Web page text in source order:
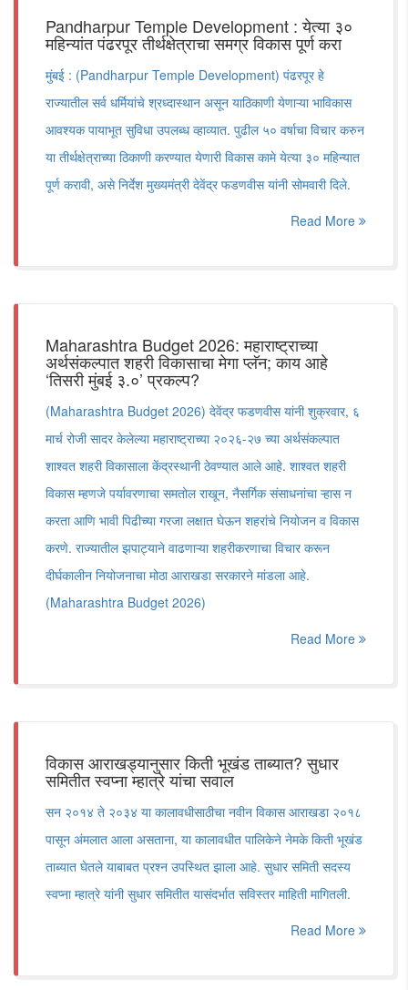
Pandharpur Temple Development : येत्या ३०
महिन्यांत पंढरपूर तीर्थक्षेत्राचा समग्र विकास पूर्ण करा
मुंबई : (Pandharpur Temple Development) पंढरपूर हे
राज्यातील सर्व धर्मियांचे श्रध्दास्थान असून याठिकाणी येणाऱ्या भाविकास
आवश्यक पायाभूत सुविधा उपलब्ध व्हाव्यात. पुढील ५० वर्षाचा विचार करुन
या तीर्थक्षेत्राच्या ठिकाणी करण्यात येणारी विकास कामे येत्या ३० महिन्यात
पूर्ण करावी, असे निर्देश मुख्यमंत्री देवेंद्र फडणवीस यांनी सोमवारी दिले.
Read More
Maharashtra Budget 2026: महाराष्ट्राच्या
अर्थसंकल्पात शहरी विकासाचा मेगा प्लॅन; काय आहे
‘तिसरी मुंबई ३.०’ प्रकल्प?
(Maharashtra Budget 2026) देवेंद्र फडणवीस यांनी शुक्रवार, ६
मार्च रोजी सादर केलेल्या महाराष्ट्राच्या २०२६-२७ च्या अर्थसंकल्पात
शाश्वत शहरी विकासाला केंद्रस्थानी ठेवण्यात आले आहे. शाश्वत शहरी
विकास म्हणजे पर्यावरणाचा समतोल राखून, नैसर्गिक संसाधनांचा ऱ्हास न
करता आणि भावी पिढीच्या गरजा लक्षात घेऊन शहरांचे नियोजन व विकास
करणे. राज्यातील झपाट्याने वाढणाऱ्या शहरीकरणाचा विचार करून
दीर्घकालीन नियोजनाचा मोठा आराखडा सरकारने मांडला आहे.
(Maharashtra Budget 2026)
Read More
विकास आराखड्यानुसार किती भूखंड ताब्यात? सुधार
समितीत स्वप्ना म्हात्रे यांचा सवाल
सन २०१४ ते २०३४ या कालावधीसाठीचा नवीन विकास आराखडा २०१८
पासून अंमलात आला असताना, या कालावधीत पालिकेने नेमके किती भूखंड
ताब्यात घेतले याबाबत प्रश्न उपस्थित झाला आहे. सुधार समिती सदस्य
स्वप्ना म्हात्रे यांनी सुधार समितीत यासंदर्भात सविस्तर माहिती मागितली.
Read More